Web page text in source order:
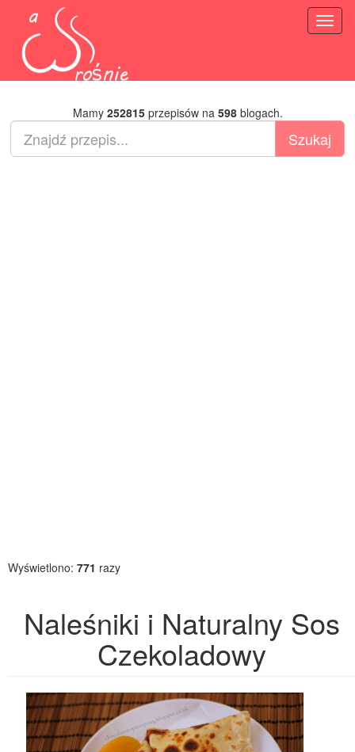
Mamy 252815przepisów na 598blogach.
Wyświetlono: 771 razy
Naleśniki i Naturalny Sos
Czekoladowy